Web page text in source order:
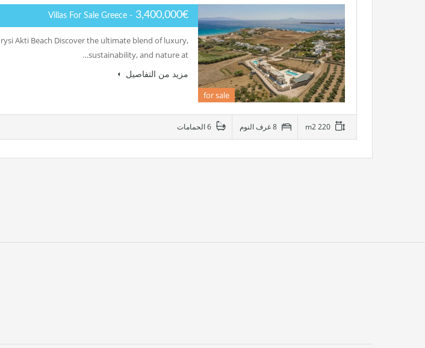
for sale
3,400,000€
- Villas For Sale Greece
Akti Beach Discover the ultimate blend of luxury,
sustainability, and nature at…
مزيد من التفاصيل